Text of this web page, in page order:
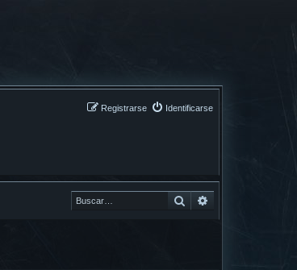
Identificarse
Registrarse
Buscar